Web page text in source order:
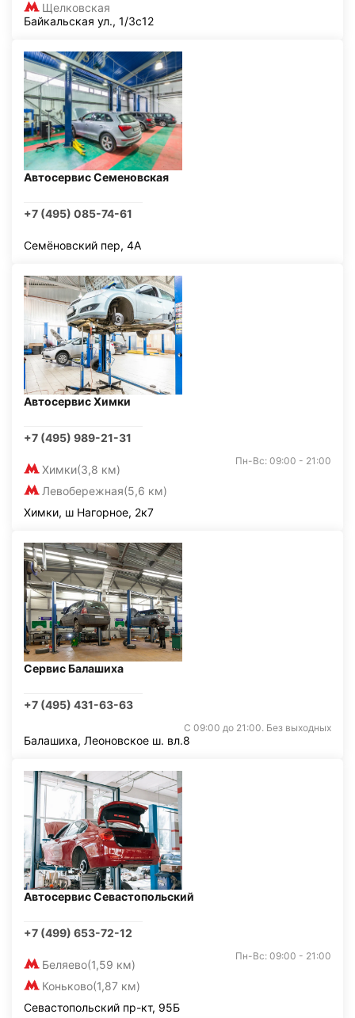
Щелковская
Байкальская ул., 1/3с12
Автосервис Семеновская
+7 (495) 085-74-61
Семёновский пер, 4А
Автосервис Химки
+7 (495) 989-21-31
Химки(3,8 км)
Левобережная(5,6 км)
Пн-Вс: 09:00 - 21:00
Химки, ш Нагорное, 2к7
Сервис Балашиха
+7 (495) 431-63-63
С 09:00 до 21:00. Без выходных
Балашиха, Леоновское ш. вл.8
Автосервис Севастопольский
+7 (499) 653-72-12
Беляево(1,59 км)
Коньково(1,87 км)
Пн-Вс: 09:00 - 21:00
Севастопольский пр-кт, 95Б